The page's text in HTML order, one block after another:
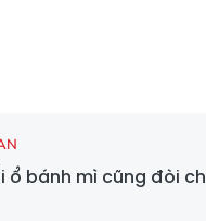
ổ bánh mì cũng đòi